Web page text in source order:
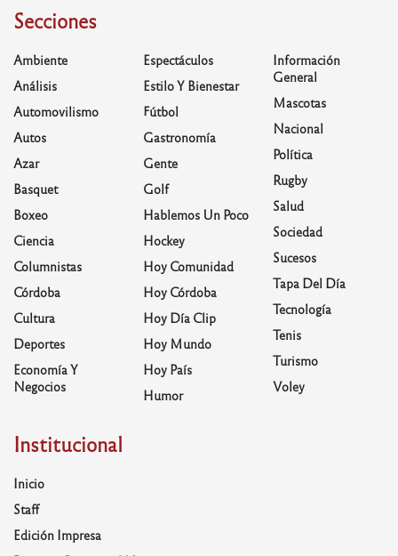
Secciones
Ambiente
Análisis
Automovilismo
Autos
Azar
Basquet
Boxeo
Ciencia
Columnistas
Córdoba
Cultura
Deportes
Economía Y
Negocios
Espectáculos
Estilo Y Bienestar
Fútbol
Gastronomía
Gente
Golf
Hablemos Un Poco
Hockey
Hoy Comunidad
Hoy Córdoba
Hoy Día Clip
Hoy Mundo
Hoy País
Humor
Información
General
Mascotas
Nacional
Política
Rugby
Salud
Sociedad
Sucesos
Tapa Del Día
Tecnología
Tenis
Turismo
Voley
Institucional
Inicio
Staff
Edición Impresa